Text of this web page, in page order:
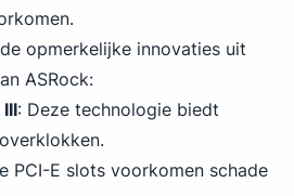
opmerkelijke innovaties uit
ASRock:
: Deze technologie biedt
PCI-E slots voorkomen schade